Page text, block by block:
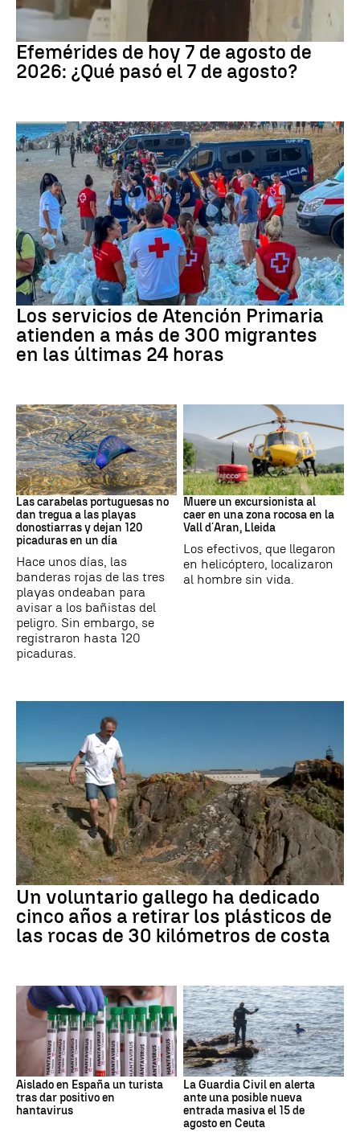
Efemérides de hoy 7 de agosto de
2026: ¿Qué pasó el 7 de agosto?
Crisis migratoria
Los servicios de Atención Primaria
atienden a más de 300 migrantes
en las últimas 24 horas
PAÍS VASCO
Las carabelas portuguesas no
dan tregua a las playas
donostiarras y dejan 120
picaduras en un día
Hace unos días, las
banderas rojas de las tres
playas ondeaban para
avisar a los bañistas del
peligro. Sin embargo, se
registraron hasta 120
picaduras.
Cataluña
Muere un excursionista al
caer en una zona rocosa en la
Vall d´Aran, Lleida
Los efectivos, que llegaron
en helicóptero, localizaron
al hombre sin vida.
Un voluntario gallego ha dedicado
cinco años a retirar los plásticos de
las rocas de 30 kilómetros de costa
Aislado en España un turista
tras dar positivo en
hantavirus
La Guardia Civil en alerta
ante una posible nueva
entrada masiva el 15 de
agosto en Ceuta